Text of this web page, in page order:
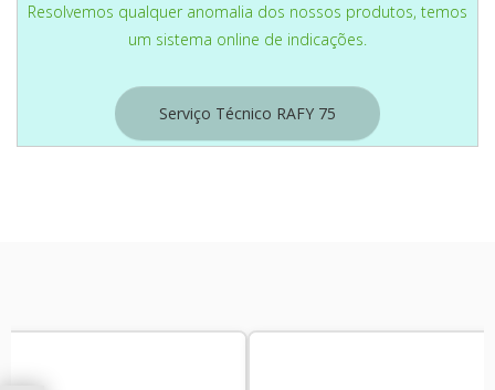
Resolvemos qualquer anomalia dos nossos produtos, temos
um sistema online de indicações.
Serviço Técnico RAFY 75